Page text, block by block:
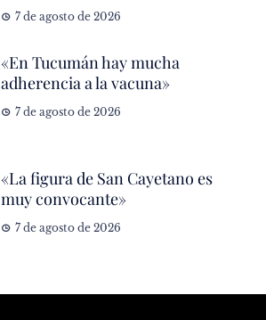
7 de agosto de 2026
«En Tucumán hay mucha
adherencia a la vacuna»
7 de agosto de 2026
«La figura de San Cayetano es
muy convocante»
7 de agosto de 2026